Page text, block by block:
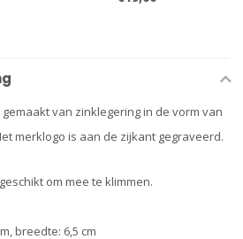
van zinklegering in de vorm van
merklogo is aan de zijkant gegraveerd.
om mee te klimmen.
breedte: 6,5 cm